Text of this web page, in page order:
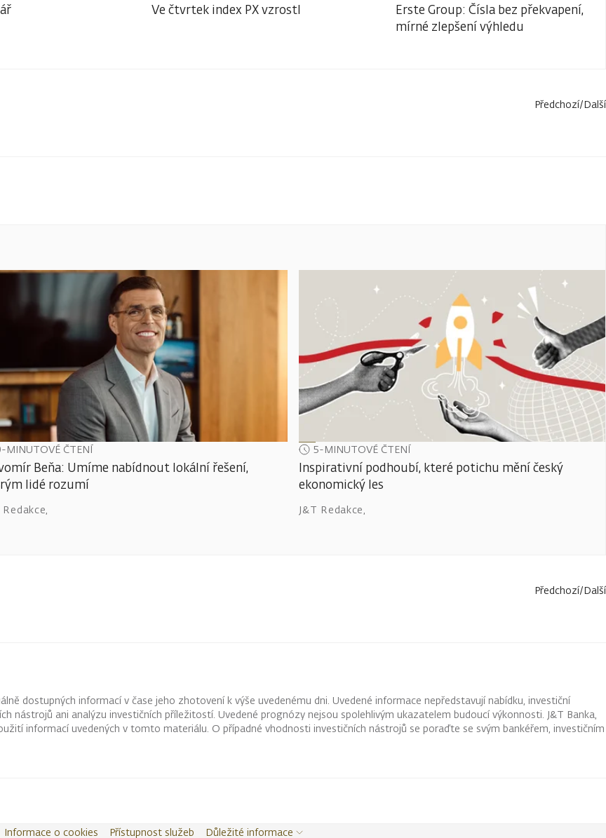
Ve čtvrtek index PX vzrostl
Erste Group: Čísla bez překvapení,
mírné zlepšení výhledu
Předchozí/Další
MINUTOVÉ ČTENÍ
Beňa: Umíme nabídnout lokální řešení,
lidé rozumí
Redakce,
5-MINUTOVÉ ČTENÍ
Inspirativní podhoubí, které potichu mění český
ekonomický les
J&T Redakce,
Předchozí/Další
dostupných informací v čase jeho zhotovení k výše uvedenému dni. Uvedené informace nepředstavují nabídku, investiční
nástrojů ani analýzu investičních příležitostí. Uvedené prognózy nejsou spolehlivým ukazatelem budoucí výkonnosti. J&T Banka,
informací uvedených v tomto materiálu. O případné vhodnosti investičních nástrojů se poraďte se svým bankéřem, investičním
Informace o cookies Přístupnost služeb Důležité informace